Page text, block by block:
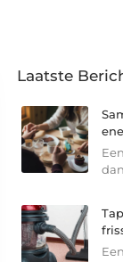
Laatste